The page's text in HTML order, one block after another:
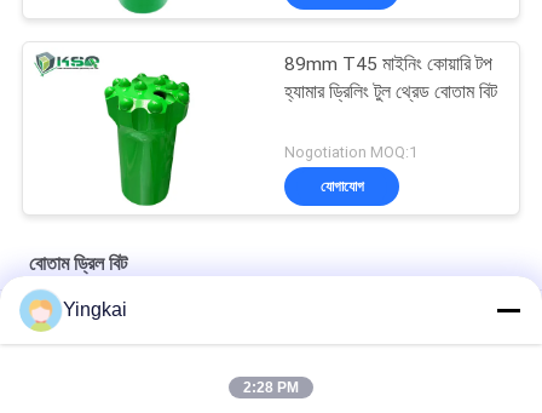
89mm T45 মাইনিং কোয়ারি টপ
হ্যামার ড্রিলিং টুল থ্রেড বোতাম বিট
Nogotiation MOQ:1
যোগাযোগ
বোতাম ড্রিল বিট
R32 / R25 রক ড্রিলিং টুলস টাংস্টেন কার্বাইড ড্রিল বিট শ্যাঙ্ক পাইলট অ্যাডাপ্টার
Yingkai
2:28 PM